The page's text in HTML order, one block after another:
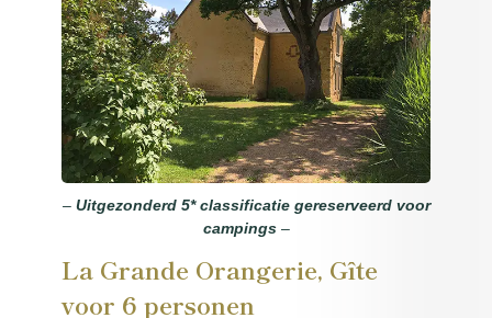
–Uitgezonderd 5* classificatie gereserveerd voor
campings –
La Grande Orangerie, Gîte
voor 6 personen